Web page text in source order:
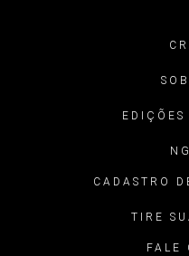
EDIÇÕES
CADASTRO
TIRE
FALE